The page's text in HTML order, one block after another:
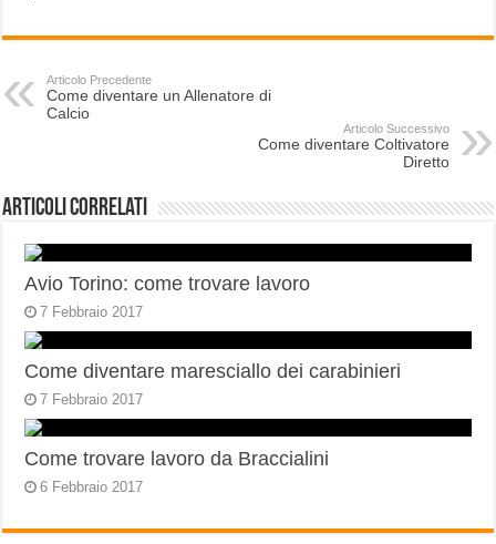
Articolo Precedente
Come diventare un Allenatore di
Calcio
Articolo Successivo
Come diventare Coltivatore
Diretto
Articoli correlati
Avio Torino: come trovare lavoro
7 Febbraio 2017
Come diventare maresciallo dei carabinieri
7 Febbraio 2017
Come trovare lavoro da Braccialini
6 Febbraio 2017